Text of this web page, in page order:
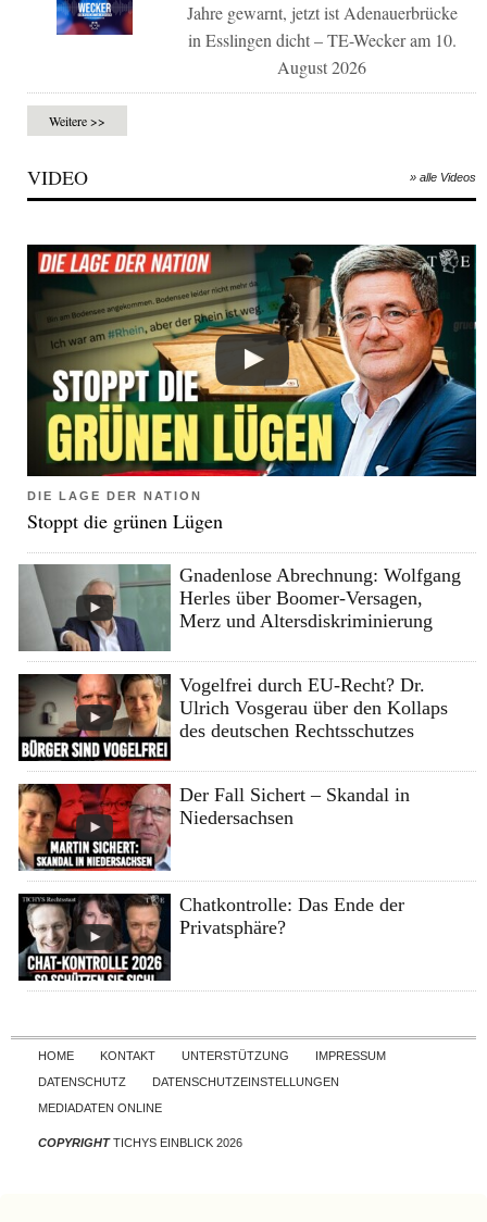
Jahre gewarnt, jetzt ist Adenauerbrücke
in Esslingen dicht – TE-Wecker am 10.
August 2026
Weitere >>
VIDEO » alle Videos
DIE LAGE DER NATION
Stoppt die grünen Lügen
Gnadenlose Abrechnung: Wolfgang
Herles über Boomer-Versagen,
Merz und Altersdiskriminierung
Vogelfrei durch EU-Recht? Dr.
Ulrich Vosgerau über den Kollaps
des deutschen Rechtsschutzes
Der Fall Sichert – Skandal in
Niedersachsen
Chatkontrolle: Das Ende der
Privatsphäre?
Skip to content
HOME KONTAKT UNTERSTÜTZUNG
IMPRESSUM
DATENSCHUTZ
DATENSCHUTZEINSTELLUNGEN
MEDIADATEN ONLINE
COPYRIGHTTICHYS EINBLICK 2026